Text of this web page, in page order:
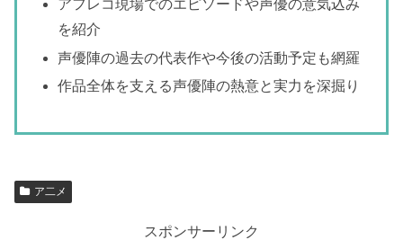
アフレコ現場でのエピソードや声優の意気込み
を紹介
声優陣の過去の代表作や今後の活動予定も網羅
作品全体を支える声優陣の熱意と実力を深掘り
ア二メ
スポンサーリンク